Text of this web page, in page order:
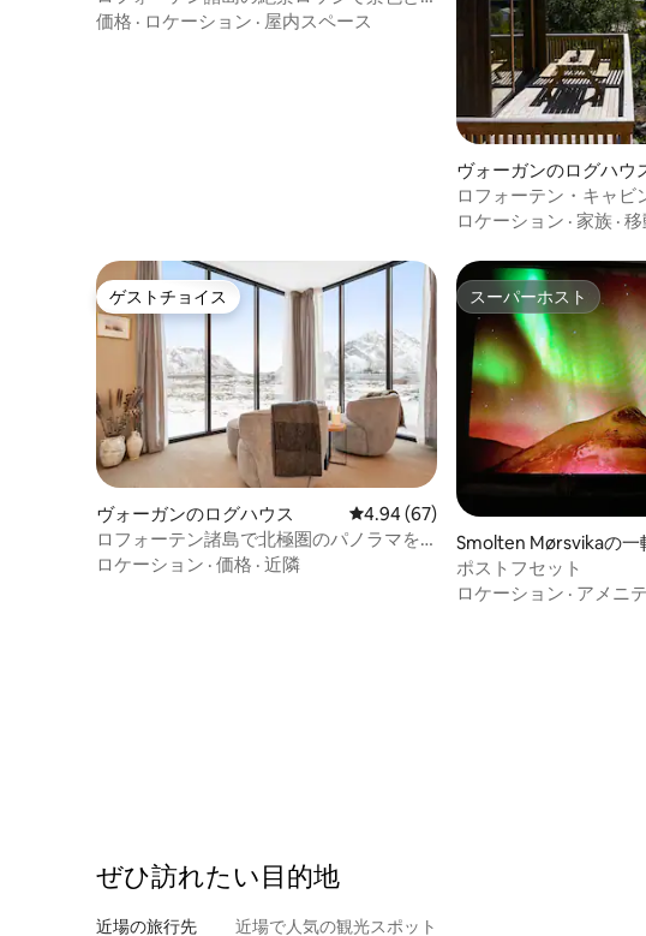
ジャグジーを満喫
価格 · ロケーション · 屋内スペース
ヴォーガンのログハウ
ロフォーテン・キャビ
ロケーション · 家族 · 移
ゲストチョイス
ゲストチョイス
ヴォーガンのログハウス レビュー67件、5つ星中4.94つ星の
4.94 (67)
ロフォーテン諸島で北極圏のパノラマを
楽しもう（ジャグジー付き）
ロケーション · 価格 · 近隣
スーパーホスト
スーパーホスト
Smolten Mørsvikaの一
ポストフセット
ロケーション · アメニ
ぜひ訪⁠れ⁠た⁠い目⁠的⁠地
近場の旅行先 近場で人気の観光スポット